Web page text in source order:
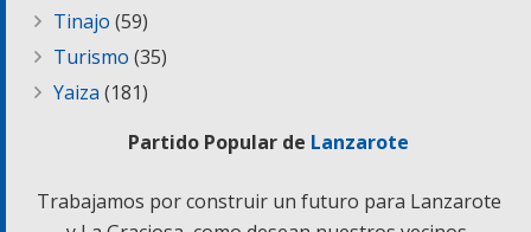
Tinajo (59)
Turismo (35)
Yaiza (181)
Partido Popular de Lanzarote
Trabajamos por construir un futuro para Lanzarote